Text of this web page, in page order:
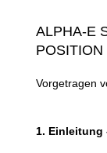
ALPHA-E
Vorgetragen
1. Einleitung